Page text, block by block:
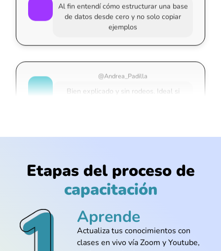
de datos desde cero y no solo copiar
ejemplos
@Andrea_Padilla
Bien explicado y sin rodeos. Ideal si
quieres resultados rápidos
@Daniela_Córdoba
errores comunes que siempre cometía
en MySQL @Lina_Ríos
@Esteban_Mejía
Curso muy completo pero fácil de seguir,
incluso si nunca tocaste una base de
Etapas del proceso de
capacitación
Aprende
Actualiza tus conocimientos con
clases en vivo vía Zoom y Youtube,